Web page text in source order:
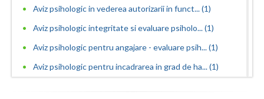
Hunedoara
Aviz psihologic in vederea autorizarii in funct... (1)
Aviz psihologic integritate si evaluare psiholo... (1)
Aviz psihologic pentru angajare - evaluare psih... (1)
Aviz psihologic pentru incadrarea in grad de ha... (1)